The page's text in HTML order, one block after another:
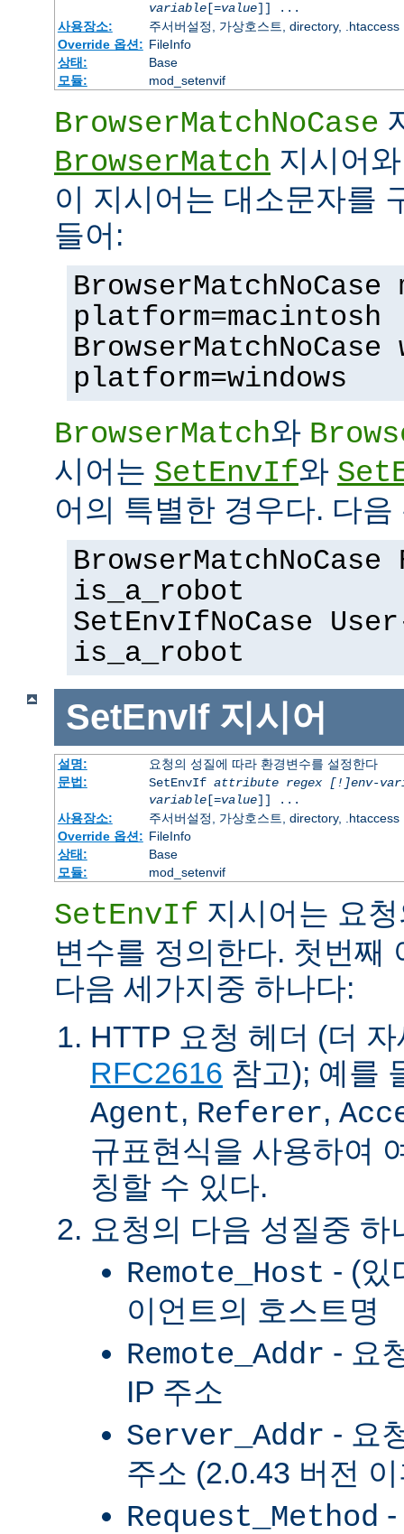
variable[=value]] ...
사용장소:
주서버설정, 가상호스트, directory, .htaccess
Override 옵션: FileInfo
상태:
Base
모듈:
mod_setenvif
BrowserMatchNoCase
BrowserMatch 지시어
이 지시어는 대소문자를
들어:
BrowserMatchNoCase
platform=macintosh
BrowserMatchNoCase
platform=windows
BrowserMatch와
시어는 SetEnvIf와
어의 특별한 경우다. 다
BrowserMatchNoCase
is_a_robot
SetEnvIfNoCase
is_a_robot
SetEnvIf 지시어
설명:
요청의 성질에 따라 환경변수를 설정한다
문법:
SetEnvIf attribute regex [!]env-
variable[=value]] ...
사용장소:
주서버설정, 가상호스트, directory, .htaccess
Override 옵션: FileInfo
상태:
Base
모듈:
mod_setenvif
SetEnvIf 지시어는 요
변수를 정의한다. 첫번째
다음 세가지중 하나다:
HTTP 요청 헤더 (더
RFC2616 참고); 예를
Agent, Referer,
규표현식을 사용하여
칭할 수 있다.
요청의 다음 성질중 하
Remote_Host - (있
이언트의 호스트명
Remote_Addr - 요
IP 주소
Server_Addr - 요
주소 (2.0.43 버전
Request_Method